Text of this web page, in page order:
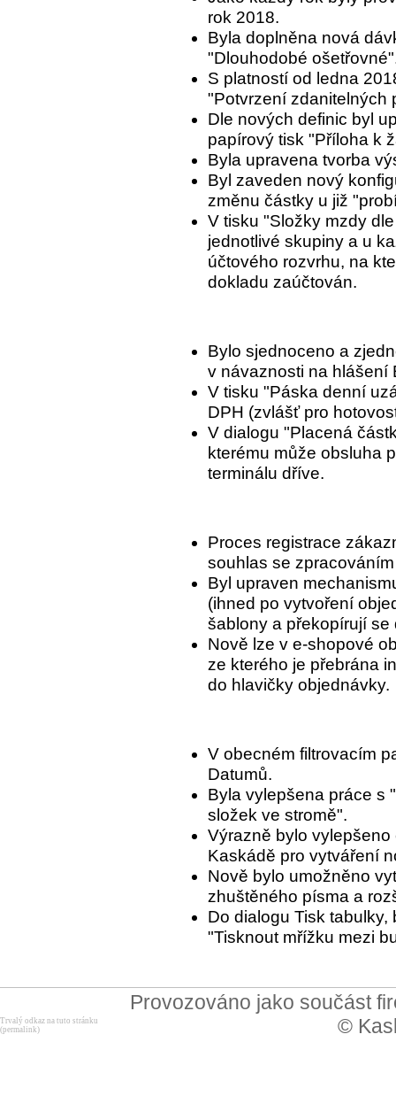
rok 2018.
Byla doplněna nová
"Dlouhodobé
S platností od ledna
"Potvrzení zdanitelných
Dle nových definic byl
papírový tisk "Příloha k
Byla upravena tvorba
Byl zaveden nový
změnu částky u již
V tisku "Složky mzdy
jednotlivé skupiny a u
účtového rozvrhu, na
dokladu zaúčtován.
Bylo sjednoceno a
v návaznosti na hlášení
V tisku "Páska denní
DPH (zvlášť pro
V dialogu "Placená
kterému může obsluha
terminálu dříve.
Proces registrace
souhlas se
Byl upraven
(ihned po vytvoření
šablony a překopírují se
Nově lze v e-shopové
ze kterého je přebrána
do hlavičky objednávky.
V obecném filtrovacím
Datumů.
Byla vylepšena práce s
složek ve stromě".
Výrazně bylo
Kaskádě pro vytváření
Nově bylo umožněno
zhuštěného písma a
Do dialogu Tisk
"Tisknout mřížku mezi
Provozováno jako součást
©
Trvalý odkaz na tuto stránku
(permalink)